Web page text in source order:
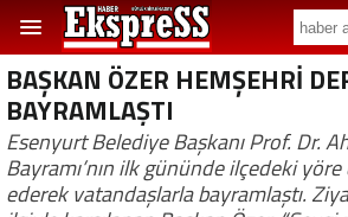
BAŞKAN ÖZER HEMŞEHRİ
BAYRAMLAŞTI
Esenyurt Belediye Başkanı Prof. Dr.
Bayramı’nın ilk gününde ilçedeki
ederek vatandaşlarla bayramlaştı.